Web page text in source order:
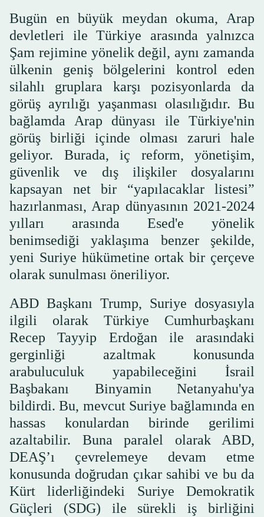
Bugün en büyük meydan okuma, Arap
devletleri ile Türkiye arasında yalnızca
Şam rejimine yönelik değil, aynı zamanda
ülkenin geniş bölgelerini kontrol eden
silahlı gruplara karşı pozisyonlarda da
görüş ayrılığı yaşanması olasılığıdır. Bu
bağlamda Arap dünyası ile Türkiye'nin
görüş birliği içinde olması zaruri hale
geliyor. Burada, iç reform, yönetişim,
güvenlik ve dış ilişkiler dosyalarını
kapsayan net bir “yapılacaklar listesi”
hazırlanması, Arap dünyasının 2021-2024
yılları arasında Esed'e yönelik
benimsediği yaklaşıma benzer şekilde,
yeni Suriye hükümetine ortak bir çerçeve
olarak sunulması öneriliyor.
ABD Başkanı Trump, Suriye dosyasıyla
ilgili olarak Türkiye Cumhurbaşkanı
Recep Tayyip Erdoğan ile arasındaki
gerginliği azaltmak konusunda
arabuluculuk yapabileceğini İsrail
Başbakanı Binyamin Netanyahu'ya
bildirdi. Bu, mevcut Suriye bağlamında en
hassas konulardan birinde gerilimi
azaltabilir. Buna paralel olarak ABD,
DEAŞ’ı çevrelemeye devam etme
konusunda doğrudan çıkar sahibi ve bu da
Kürt liderliğindeki Suriye Demokratik
Güçleri (SDG) ile sürekli iş birliğini